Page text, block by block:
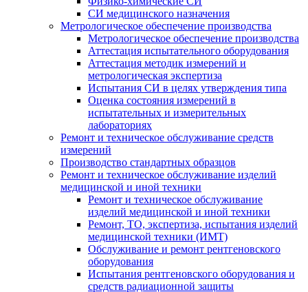
СИ медицинского назначения
Метрологическое обеспечение производства
Метрологическое обеспечение производства
Аттестация испытательного оборудования
Аттестация методик измерений и
метрологическая экспертиза
Испытания СИ в целях утверждения типа
Оценка состояния измерений в
испытательных и измерительных
лабораториях
Ремонт и техническое обслуживание средств
измерений
Производство стандартных образцов
Ремонт и техническое обслуживание изделий
медицинской и иной техники
Ремонт и техническое обслуживание
изделий медицинской и иной техники
Ремонт, ТО, экспертиза, испытания изделий
медицинской техники (ИМТ)
Обслуживание и ремонт рентгеновского
оборудования
Испытания рентгеновского оборудования и
средств радиационной защиты